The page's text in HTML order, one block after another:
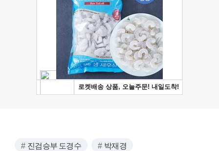
진검승부 도경수 박재경